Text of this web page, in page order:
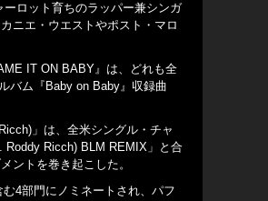
ロット育ちのラッパー兼シンガ
ニエ・ウエストやポスト・マロ
IT ON BABY』は、どれも全
バム『Baby on Baby』収録曲
」は、全米シングル・チャ
Roddy Ricch) BLM REMIX」と合
ントを巻き起こした。
4部門にノミネートされ、パフ